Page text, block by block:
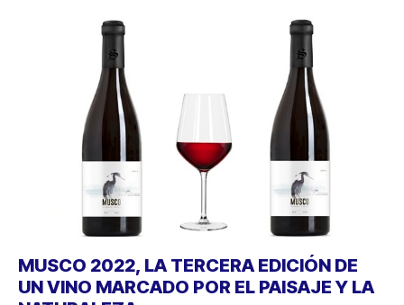
MUSCO 2022, LA TERCERA EDICIÓN DE
UN VINO MARCADO POR EL PAISAJE Y LA